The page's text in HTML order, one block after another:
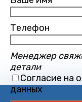
Телефон
Менеджер
детали
Согласие на
данных